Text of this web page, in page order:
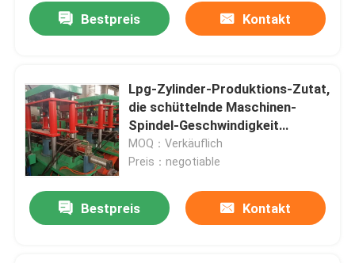
Bestpreis Kontakt
Lpg-Zylinder-Produktions-Zutat,
die schüttelnde Maschinen-
Spindel-Geschwindigkeit
140rpm bördelt
MOQ：Verkäuflich
Preis：negotiable
Bestpreis Kontakt